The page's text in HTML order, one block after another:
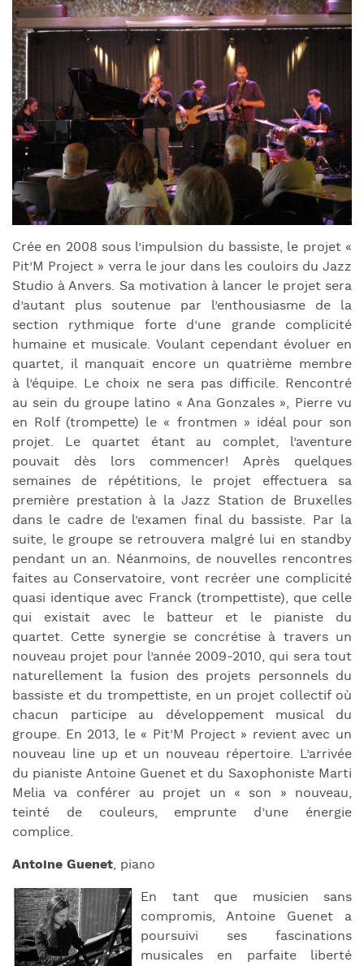
Crée en 2008 sous l’impulsion du bassiste, le projet «
Pit’M Project » verra le jour dans les couloirs du Jazz
Studio à Anvers. Sa motivation à lancer le projet sera
d’autant plus soutenue par l’enthousiasme de la
section rythmique forte d’une grande complicité
humaine et musicale. Voulant cependant évoluer en
quartet, il manquait encore un quatrième membre
à l’équipe. Le choix ne sera pas difficile. Rencontré
au sein du groupe latino « Ana Gonzales », Pierre vu
en Rolf (trompette) le « frontmen » idéal pour son
projet. Le quartet étant au complet, l’aventure
pouvait dès lors commencer! Après quelques
semaines de répétitions, le projet effectuera sa
première prestation à la Jazz Station de Bruxelles
dans le cadre de l’examen final du bassiste. Par la
suite, le groupe se retrouvera malgré lui en standby
pendant un an. Néanmoins, de nouvelles rencontres
faites au Conservatoire, vont recréer une complicité
quasi identique avec Franck (trompettiste), que celle
qui existait avec le batteur et le pianiste du
quartet. Cette synergie se concrétise à travers un
nouveau projet pour l’année 2009-2010, qui sera tout
naturellement la fusion des projets personnels du
bassiste et du trompettiste, en un projet collectif où
chacun participe au développement musical du
groupe. En 2013, le « Pit’M Project » revient avec un
nouveau line up et un nouveau répertoire. L’arrivée
du pianiste Antoine Guenet et du Saxophoniste Marti
Melia va conférer au projet un « son » nouveau,
teinté de couleurs, emprunte d’une énergie
complice.
Antoine Guenet, piano
En tant que musicien sans
compromis, Antoine Guenet a
poursuivi ses fascinations
musicales en parfaite liberté